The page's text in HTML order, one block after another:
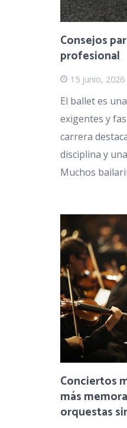
Consejos
profesional
15 junio, 2026
El ballet es
exigentes y
carrera
disciplina y
Muchos
Conciertos
más
orquestas